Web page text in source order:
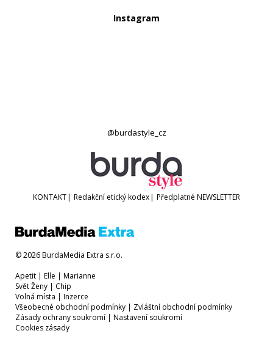
Instagram
@burdastyle_cz
KONTAKT| Redakční etický kodex| Předplatné NEWSLETTER
© 2026 BurdaMedia Extra s.r.o.
Apetit | Elle | Marianne
Svět Ženy | Chip
Volná místa | Inzerce
Všeobecné obchodní podmínky | Zvláštní obchodní podmínky
Zásady ochrany soukromí | Nastavení soukromí
Cookies zásady